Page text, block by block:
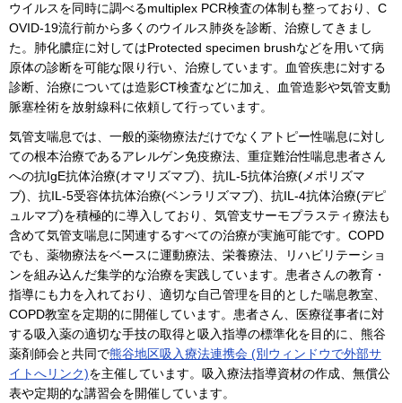
ウイルスを同時に調べるmultiplex PCR検査の体制も整っており、C
OVID-19流行前から多くのウイルス肺炎を診断、治療してきまし
た。肺化膿症に対してはProtected specimen brushなどを用いて病
原体の診断を可能な限り行い、治療しています。血管疾患に対する
診断、治療については造影CT検査などに加え、血管造影や気管支動
脈塞栓術を放射線科に依頼して行っています。
気管支喘息では、一般的薬物療法だけでなくアトピー性喘息に対し
ての根本治療であるアレルゲン免疫療法、重症難治性喘息患者さん
への抗IgE抗体治療(オマリズマブ)、抗IL-5抗体治療(メポリズマ
ブ)、抗IL-5受容体抗体治療(ベンラリズマブ)、抗IL-4抗体治療(デピ
ュルマブ)を積極的に導入しており、気管支サーモプラスティ療法も
含めて気管支喘息に関連するすべての治療が実施可能です。COPD
でも、薬物療法をベースに運動療法、栄養療法、リハビリテーショ
ンを組み込んだ集学的な治療を実践しています。患者さんの教育・
指導にも力を入れており、適切な自己管理を目的とした喘息教室、
COPD教室を定期的に開催しています。患者さん、医療従事者に対
する吸入薬の適切な手技の取得と吸入指導の標準化を目的に、熊谷
薬剤師会と共同で熊谷地区吸入療法連携会 (別ウィンドウで外部サ
イトへリンク)を主催しています。吸入療法指導資材の作成、無償公
表や定期的な講習会を開催しています。